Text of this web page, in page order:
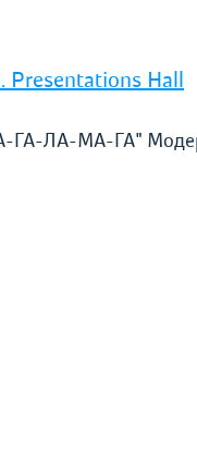
Presentations Hall
ГА-ЛА-МА-ГА"